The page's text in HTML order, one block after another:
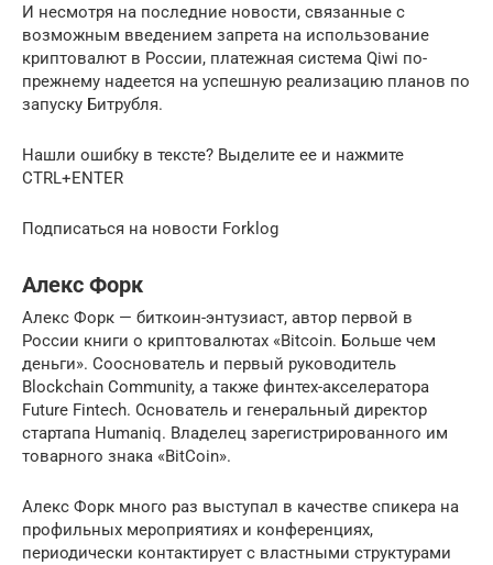
И несмотря на последние новости, связанные с
возможным введением запрета на использование
криптовалют в России, платежная система Qiwi по-
прежнему надеется на успешную реализацию планов по
запуску Битрубля.
Нашли ошибку в тексте? Выделите ее и нажмите
CTRL+ENTER
Подписаться на новости Forklog
Алекс Форк
Алекс Форк — биткоин-энтузиаст, автор первой в
России книги о криптовалютах «Bitcoin. Больше чем
деньги». Сооснователь и первый руководитель
Blockchain Community, а также финтех-акселератора
Future Fintech. Основатель и генеральный директор
стартапа Humaniq. Владелец зарегистрированного им
товарного знака «BitCoin».
Алекс Форк много раз выступал в качестве спикера на
профильных мероприятиях и конференциях,
периодически контактирует с властными структурами